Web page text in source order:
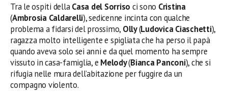
Tra le ospiti dellaCasa del Sorriso ci sono Cristina
(Ambrosia Caldarelli), sedicenne incinta con qualche
problema a fidarsi del prossimo, Olly(Ludovica Ciaschetti),
ragazza molto intelligente e spigliata che ha perso il papà
quando aveva solo sei anni e da quel momento ha sempre
vissuto in casa-famiglia, e Melody(Bianca Panconi), che si
rifugia nelle mura dell’abitazione per fuggire da un
compagno violento.